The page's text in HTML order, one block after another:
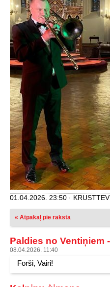
01.04.2026. 23:50 ·
« Atpakaļ pie raksta
Paldies no Ventiņiem
08.04.2026. 11:40
Forši, Vairi!